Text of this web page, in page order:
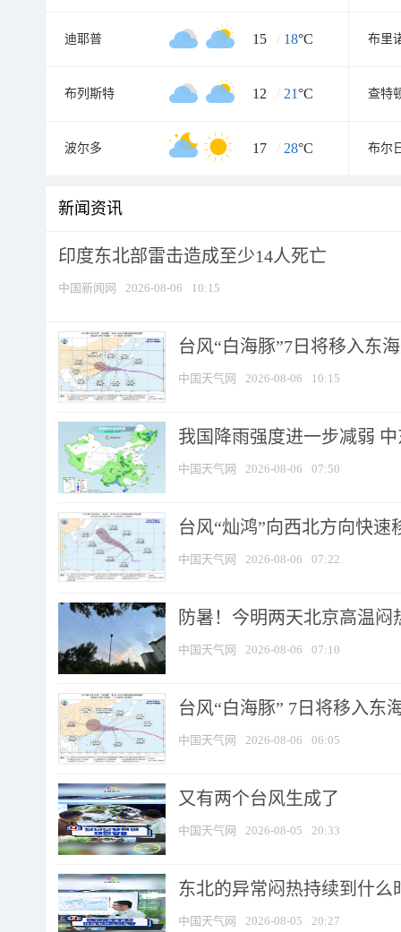
迪耶普 15 / 18°C 布里
布列斯特 12 / 21°C 查特
波尔多 17 / 28°C 布尔
新闻资讯
印度东北部雷击造成至少14人死亡
中国新闻网 2026-08-06 10:15
台风“白海豚”7日将移入东
中国天气网 2026-08-06 10:15
我国降雨强度进一步减弱
中国天气网 2026-08-06 07:50
台风“灿鸿”向西北方向快
中国天气网 2026-08-06 07:22
防暑！今明两天北京高温
中国天气网 2026-08-06 07:10
台风“白海豚” 7日将移入东
中国天气网 2026-08-06 06:05
又有两个台风生成了
中国天气网 2026-08-05 20:33
东北的异常闷热持续到什么
中国天气网 2026-08-05 20:27